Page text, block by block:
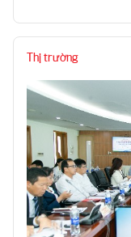
Thị trường